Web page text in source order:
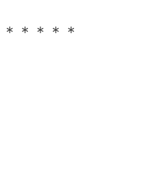
＊＊＊＊